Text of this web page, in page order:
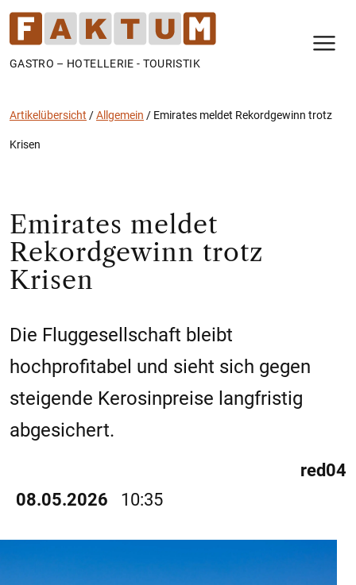
GASTRO – HOTELLERIE - TOURISTIK
Artikelübersicht /Allgemein / Emirates meldet Rekordgewinn trotz
Krisen
Emirates meldet
Rekordgewinn trotz
Krisen
Die Fluggesellschaft bleibt
hochprofitabel und sieht sich gegen
steigende Kerosinpreise langfristig
abgesichert.
08.05.2026 10:35
red04